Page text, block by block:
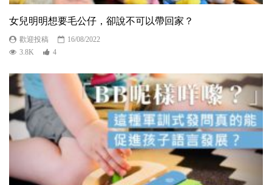
女兒明明想要毛公仔，卻說不可以帶回家？
歡迎投稿
16/08/2022
3.8K
4